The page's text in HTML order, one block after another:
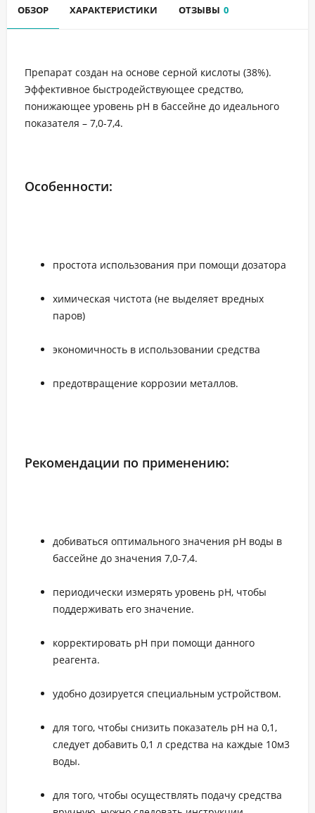
ОБЗОР ХАРАКТЕРИСТИКИ ОТЗЫВЫ 0
Препарат создан на основе серной кислоты (38%).
Эффективное быстродействующее средство,
понижающее уровень pH в бассейне до идеального
показателя – 7,0-7,4.
Особенности:
простота использования при помощи дозатора
химическая чистота (не выделяет вредных
паров)
экономичность в использовании средства
предотвращение коррозии металлов.
Рекомендации по применению:
добиваться оптимального значения рН воды в
бассейне до значения 7,0-7,4.
периодически измерять уровень рН, чтобы
поддерживать его значение.
корректировать рН при помощи данного
реагента.
удобно дозируется специальным устройством.
для того, чтобы снизить показатель рН на 0,1,
следует добавить 0,1 л средства на каждые 10м3
воды.
для того, чтобы осуществлять подачу средства